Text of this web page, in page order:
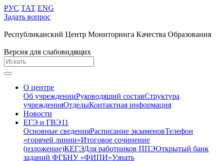
РУС ТАТ ENG
Задать вопрос
Республиканский Центр Мониторинга Качества Образования
Версия для слабовидящих
О центре
Об учрежденииРуководящий составСтруктура
учрежденияОтделыКонтактная информация
Новости
ЕГЭ и ГВЭ11
Основные сведенияРасписание экзаменовТелефон
«горячей линии»Итоговое сочинение
(изложение)КЕГЭДля работников ППЭОткрытый банк
заданий ФГБНУ «ФИПИ»Узнать